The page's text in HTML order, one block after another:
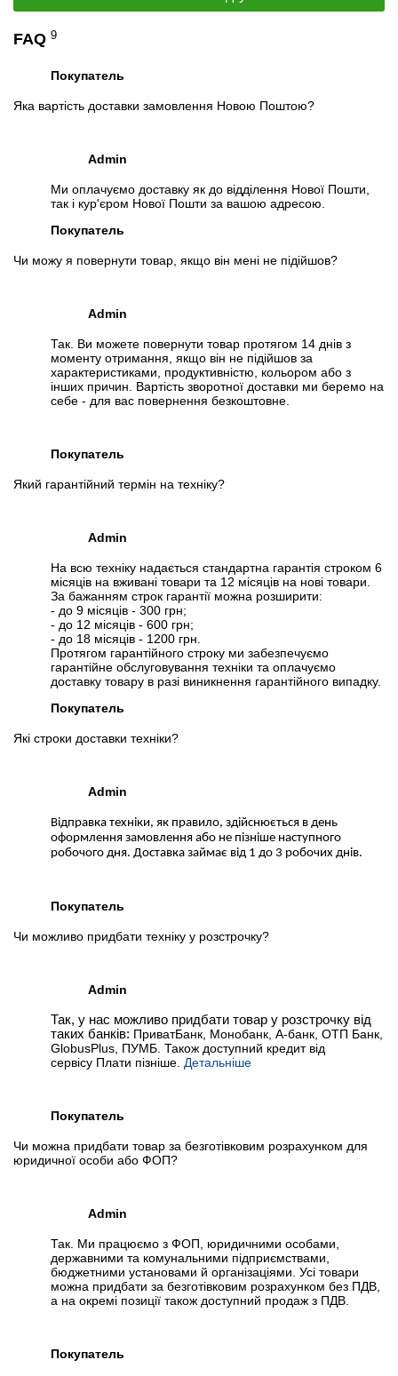
FAQ 9
Покупатель
Яка вартість доставки замовлення Новою Поштою?
Admin
Ми оплачуємо доставку як до відділення Нової Пошти,
так і кур'єром Нової Пошти за вашою адресою.
Покупатель
Чи можу я повернути товар, якщо він мені не підійшов?
Admin
Так. Ви можете повернути товар протягом 14 днів з
моменту отримання, якщо він не підійшов за
характеристиками, продуктивністю, кольором або з
інших причин. Вартість зворотної доставки ми беремо на
себе - для вас повернення безкоштовне.
Покупатель
Який гарантійний термін на техніку?
Admin
На всю техніку надається стандартна гарантія строком 6
місяців на вживані товари та 12 місяців на нові товари.
За бажанням строк гарантії можна розширити:
- до 9 місяців - 300 грн;
- до 12 місяців - 600 грн;
- до 18 місяців - 1200 грн.
Протягом гарантійного строку ми забезпечуємо
гарантійне обслуговування техніки та оплачуємо
доставку товару в разі виникнення гарантійного випадку.
Покупатель
Які строки доставки техніки?
Admin
Відправка техніки, як правило, здійснюється в день
оформлення замовлення або не пізніше наступного
робочого дня. Доставка займає від 1 до 3 робочих днів.
Покупатель
Чи можливо придбати техніку у розстрочку?
Admin
Так, у нас можливо придбати товар у розстрочку від
таких банків: ПриватБанк, Монобанк, А-банк, ОТП Банк,
GlobusPlus, ПУМБ. Також доступний кредит від
сервісу Плати пізніше. Детальніше
Покупатель
Чи можна придбати товар за безготівковим розрахунком для
юридичної особи або ФОП?
Admin
Так. Ми працюємо з ФОП, юридичними особами,
державними та комунальними підприємствами,
бюджетними установами й організаціями. Усі товари
можна придбати за безготівковим розрахунком без ПДВ,
а на окремі позиції також доступний продаж з ПДВ.
Покупатель